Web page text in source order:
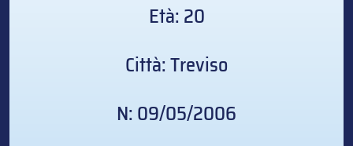
Età: 20
Città: Treviso
N: 09/05/2006